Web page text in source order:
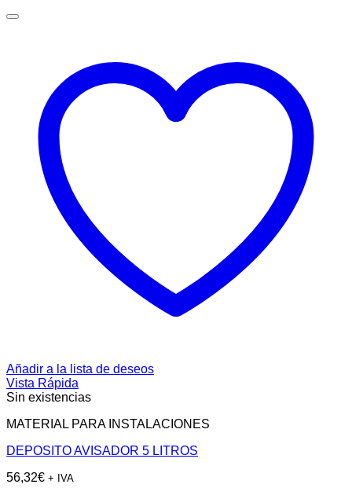
Añadir a la lista de deseos
Vista Rápida
Sin existencias
MATERIAL PARA INSTALACIONES
DEPOSITO AVISADOR 5 LITROS
56,32€ + IVA